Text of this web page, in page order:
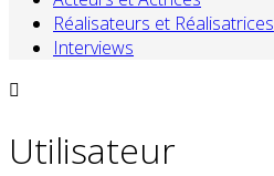
Réalisateurs et Réalisatrices
Interviews
Utilisateur